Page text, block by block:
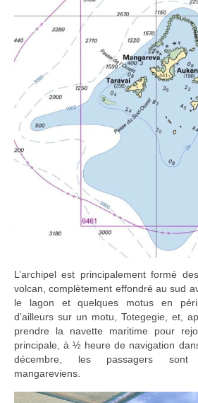
L’archipel est principalement formé
volcan, complètement effondré au sud
le lagon et quelques motus en
d’ailleurs sur un motu, Totegegie, et,
prendre la navette maritime pour
principale, à ½ heure de navigation
décembre, les passagers sont
mangareviens.